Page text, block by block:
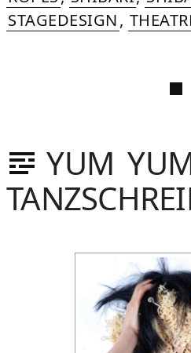
STAGEDESIGN,
YUM